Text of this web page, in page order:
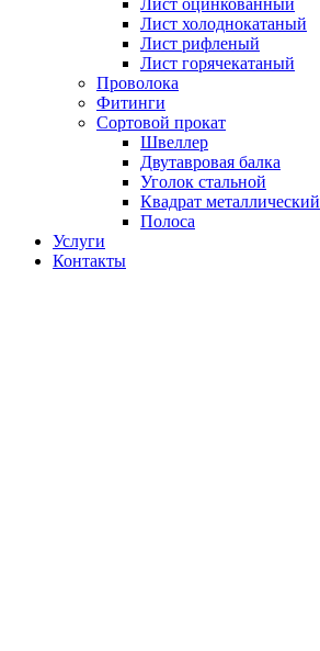
Лист холоднокатаный
Лист рифленый
Лист горячекатаный
Проволока
Фитинги
Сортовой прокат
Швеллер
Двутавровая балка
Уголок стальной
Квадрат металлический
Полоса
Услуги
Контакты